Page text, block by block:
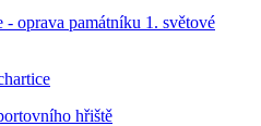
oprava památníku 1. světové
hřiště